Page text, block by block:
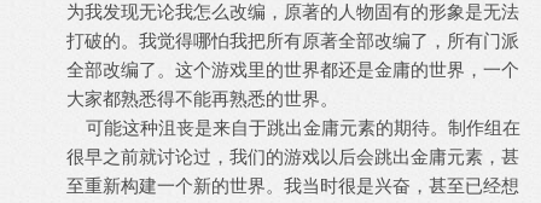
为我发现无论我怎么改编，原著的人物固有的形象是无法
打破的。我觉得哪怕我把所有原著全部改编了，所有门派
全部改编了。这个游戏里的世界都还是金庸的世界，一个
大家都熟悉得不能再熟悉的世界。
可能这种沮丧是来自于跳出金庸元素的期待。制作组在
很早之前就讨论过，我们的游戏以后会跳出金庸元素，甚
至重新构建一个新的世界。我当时很是兴奋，甚至已经想